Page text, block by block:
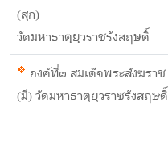
(สุก)
วัดมหาธาตุยุวราชรังสฤษดิ์
องค์ที่๓ สมเด็จพระสังฆราช
(มี) วัดมหาธาตุยุวราชรังสฤษดิ์